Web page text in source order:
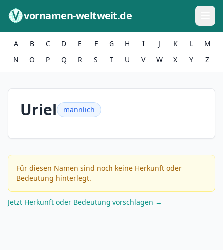
vornamen-weltweit.de
A B C D E F G H I J K L
M
N
O P Q R S T U V W X Y Z
Uriel männlich
Für diesen Namen sind noch keine Herkunft oder
Bedeutung hinterlegt.
Jetzt Herkunft oder Bedeutung vorschlagen →